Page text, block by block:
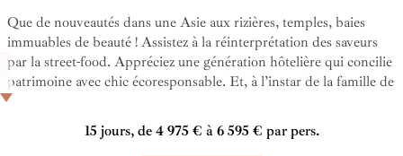
Que de nouveautés dans une Asie aux rizières, temples, baies
immuables de beauté ! Assistez à la réinterprétation des saveurs
par la street-food. Appréciez une génération hôtelière qui concilie
patrimoine avec chic écoresponsable. Et, à l’instar de la famille de
Coralie du blog et compte Instagram Elles en Parlent pour qui a
été créé ce circuit Vietnam - Cambodge de 15 jours, appréhendez
la dualité du présent des ethnies dans les campagnes !
15 jours, de 4 975 € à 6 595 € par pers.